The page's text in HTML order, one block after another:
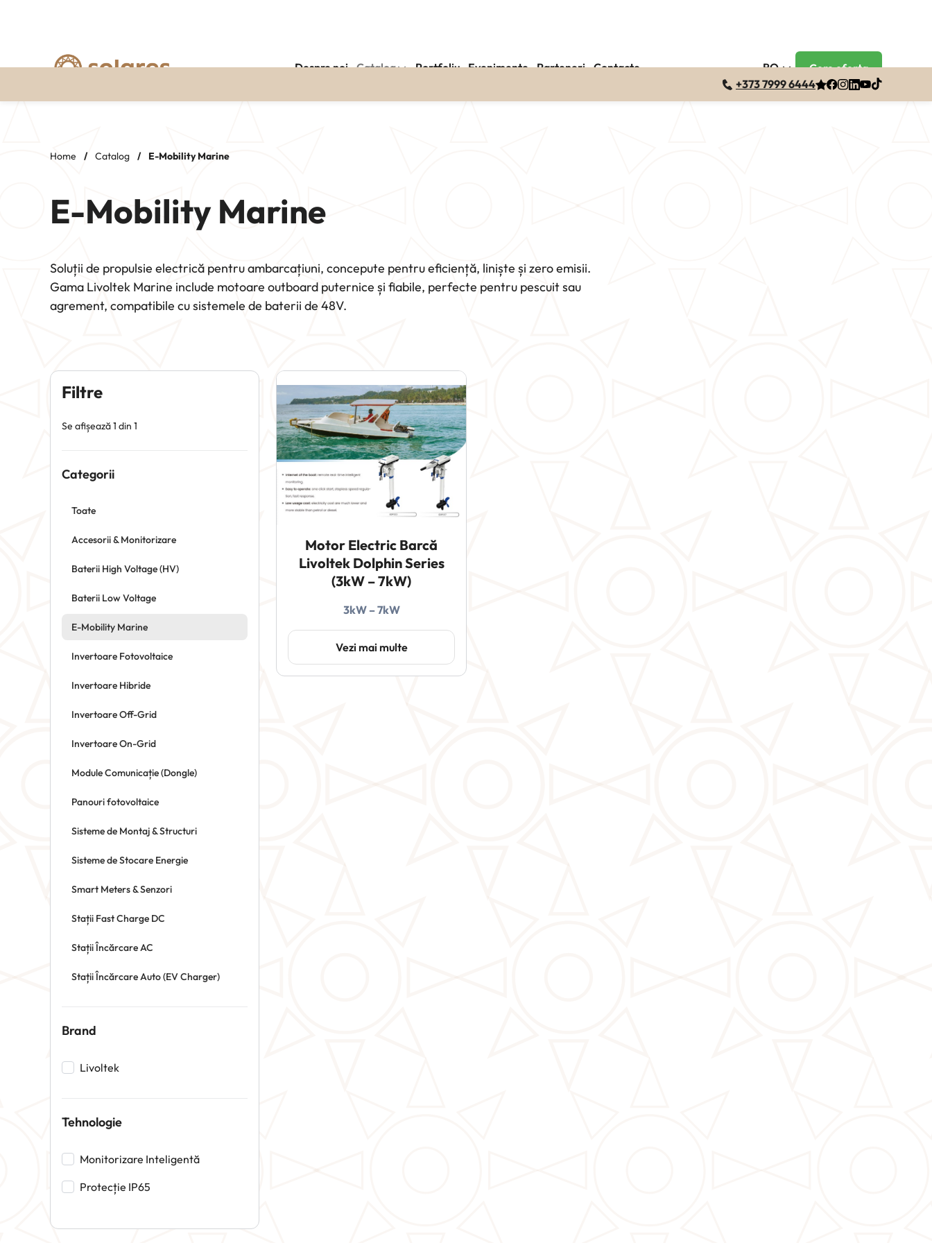
Skip
+373 7999 6444
Despre noi Catalog Portfoliu Evenimente Parteneri Contacte RO Cere oferta
Home / Catalog / E-Mobility Marine
E-Mobility Marine
Soluții de propulsie electrică pentru ambarcațiuni, concepute pentru eficiență, liniște și zero emisii.
Gama Livoltek Marine include motoare outboard puternice și fiabile, perfecte pentru pescuit sau
agrement, compatibile cu sistemele de baterii de 48V.
Filtre
Se afișează 1 din 1
Categorii
Toate
Accesorii & Monitorizare
Baterii High Voltage (HV)
Baterii Low Voltage
E-Mobility Marine
Invertoare Fotovoltaice
Invertoare Hibride
Invertoare Off-Grid
Invertoare On-Grid
Module Comunicație (Dongle)
Panouri fotovoltaice
Sisteme de Montaj & Structuri
Sisteme de Stocare Energie
Smart Meters & Senzori
Stații Fast Charge DC
Stații Încărcare AC
Stații Încărcare Auto (EV Charger)
Brand
Livoltek
Tehnologie
Monitorizare Inteligentă
Protecție IP65
Motor Electric Barcă
Livoltek Dolphin Series
(3kW – 7kW)
3kW – 7kW
Vezi mai multe